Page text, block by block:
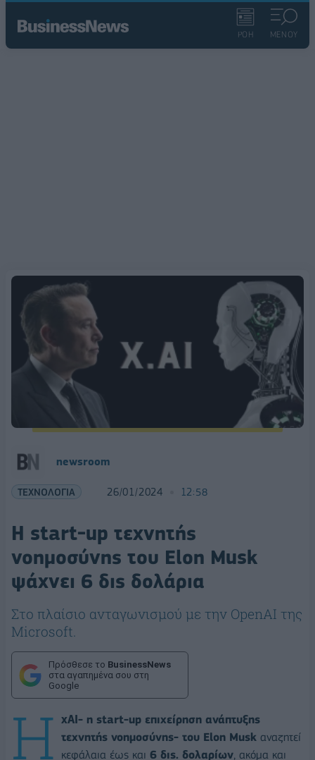
ΡΟΗ ΜΕΝΟΥ
newsroom
ΤΕΧΝΟΛΟΓΙΑ 26/01/2024 12:58
H start-up τεχνητής
νοημοσύνης του Elon Musk
ψάχνει 6 δις δολάρια
Στο πλαίσιο ανταγωνισμού με την OpenAI της
Microsoft.
Πρόσθεσε το BusinessNews
στα αγαπημένα σου στη
Google
H xAI- η start-up επιχείρηση ανάπτυξης
τεχνητής νοημοσύνης- του Elon Musk αναζητεί
κεφάλαια έως και 6 δις. δολαρίων, ακόμα και